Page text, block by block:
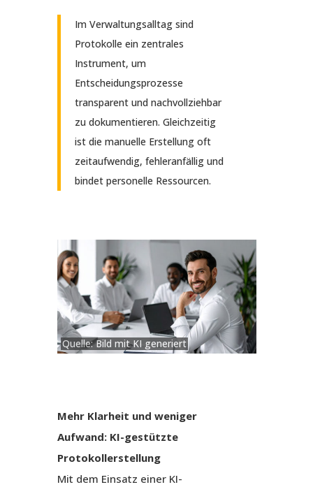
Im Verwaltungsalltag sind
Protokolle ein zentrales
Instrument, um
Entscheidungsprozesse
transparent und nachvollziehbar
zu dokumentieren. Gleichzeitig
ist die manuelle Erstellung oft
zeitaufwendig, fehleranfällig und
bindet personelle Ressourcen.
Quelle: Bild mit KI generiert
Mehr Klarheit und weniger
Aufwand: KI-gestützte
Protokollerstellung
Mit dem Einsatz einer KI-